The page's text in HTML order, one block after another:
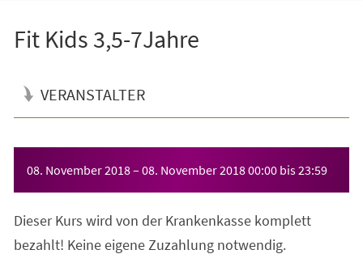
Fit Kids 3,5-7Jahre
VERANSTALTER
08. November 2018– 08. November 201800:00 bis23:59
Dieser Kurs wird von der Krankenkasse komplett
bezahlt! Keine eigene Zuzahlung notwendig.